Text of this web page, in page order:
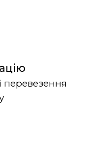
перевезення